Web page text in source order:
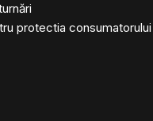
protectia consumatorului